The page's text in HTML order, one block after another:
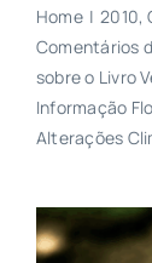
Home 2010
Comentários
sobre o Livro
Informação
Alterações